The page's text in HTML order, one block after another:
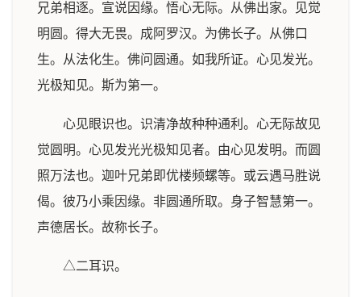
兄弟相逐。宣说因缘。悟心无际。从佛出家。见觉
明圆。得大无畏。成阿罗汉。为佛长子。从佛口
生。从法化生。佛问圆通。如我所证。心见发光。
光极知见。斯为第一。
心见眼识也。识清净故种种通利。心无际故见
觉圆明。心见发光光极知见者。由心见发明。而圆
照万法也。迦叶兄弟即优楼频螺等。或云遇马胜说
偈。彼乃小乘因缘。非圆通所取。身子智慧第一。
声德居长。故称长子。
△二耳识。